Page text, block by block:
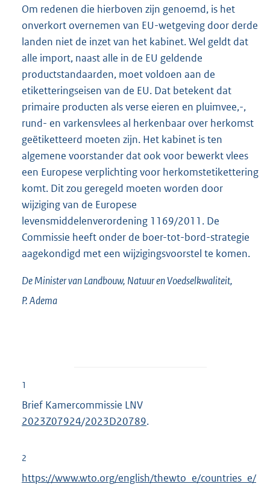
Om redenen die hierboven zijn genoemd, is het
onverkort overnemen van EU-wetgeving door derde
landen niet de inzet van het kabinet. Wel geldt dat
alle import, naast alle in de EU geldende
productstandaarden, moet voldoen aan de
etiketteringseisen van de EU. Dat betekent dat
primaire producten als verse eieren en pluimvee,-,
rund- en varkensvlees al herkenbaar over herkomst
geëtiketteerd moeten zijn. Het kabinet is ten
algemene voorstander dat ook voor bewerkt vlees
een Europese verplichting voor herkomstetikettering
komt. Dit zou geregeld moeten worden door
wijziging van de Europese
levensmiddelenverordening 1169/2011. De
Commissie heeft onder de boer-tot-bord-strategie
aagekondigd met een wijzigingsvoorstel te komen.
De Minister van Landbouw, Natuur en Voedselkwaliteit,
P.Adema
1
Brief Kamercommissie LNV
2023Z07924/2023D20789.
2
E
https://www.wto.org/english/thewto_e/countries_e/